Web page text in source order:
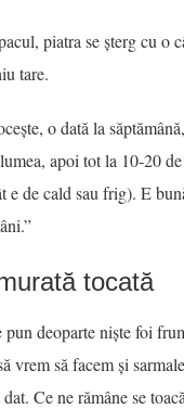
piatra se șterg cu o
tare.
o dată la
apoi tot la 10-20
e de cald sau frig). E
tocată
deoparte niște foi
vrem să facem și
Ce ne rămâne se